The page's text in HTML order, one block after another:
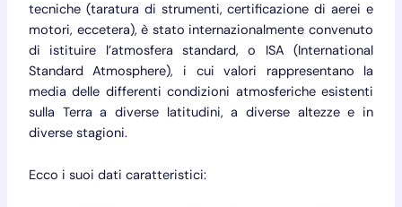
tecniche (taratura di strumenti, certificazione di aerei e
motori, eccetera), è stato internazionalmente convenuto
di istituire l’atmosfera standard, o ISA (International
Standard Atmosphere), i cui valori rappresentano la
media delle differenti condizioni atmosferiche esistenti
sulla Terra a diverse latitudini, a diverse altezze e in
diverse stagioni.
Ecco i suoi dati caratteristici: